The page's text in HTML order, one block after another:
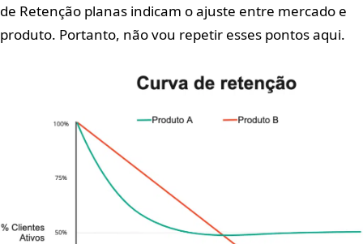
de Retenção planas indicam o ajuste entre mercado e
produto. Portanto, não vou repetir esses pontos aqui.